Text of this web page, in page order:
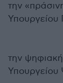
την
Υπουργείου
την ψηφιακή